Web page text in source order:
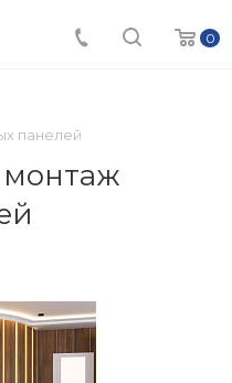
0
панелей
монтаж